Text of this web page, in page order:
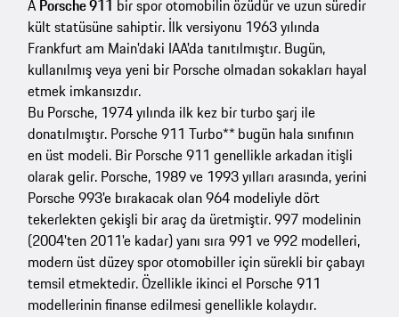
APorsche 911 bir spor otomobilin özüdür ve uzun süredir
kült statüsüne sahiptir. İlk versiyonu 1963 yılında
Frankfurt am Main'daki IAA'da tanıtılmıştır. Bugün,
kullanılmış veya yeni bir Porsche olmadan sokakları hayal
etmek imkansızdır.
Bu Porsche, 1974 yılında ilk kez bir turbo şarj ile
donatılmıştır. Porsche 911 Turbo** bugün hala sınıfının
en üst modeli. Bir Porsche 911 genellikle arkadan itişli
olarak gelir. Porsche, 1989 ve 1993 yılları arasında, yerini
Porsche 993'e bırakacak olan 964 modeliyle dört
tekerlekten çekişli bir araç da üretmiştir. 997 modelinin
(2004'ten 2011'e kadar) yanı sıra 991 ve 992 modelleri,
modern üst düzey spor otomobiller için sürekli bir çabayı
temsil etmektedir. Özellikle ikinci el Porsche 911
modellerinin finanse edilmesi genellikle kolaydır.